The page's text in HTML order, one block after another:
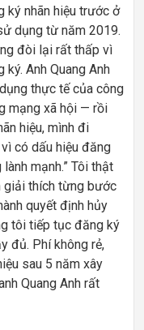
ký nhãn hiệu trước ở
dụng từ năm 2019.
đòi lại rất thấp vì
Anh Quang Anh
thực tế của công
mạng xã hội — rồi
hiệu, mình đi
có dấu hiệu đăng
mạnh.” Tôi thật
giải thích từng bước
quyết định hủy
tôi tiếp tục đăng ký
đủ. Phí không rẻ,
sau 5 năm xây
Quang Anh rất